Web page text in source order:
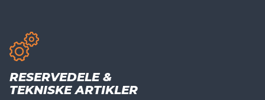
RESERVEDELE &
TEKNISKE ARTIKLER